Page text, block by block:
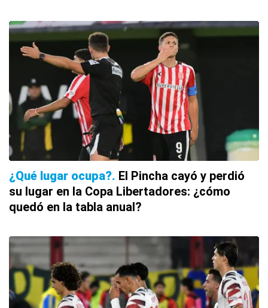
¿Qué lugar ocupa? El Pincha cayó y perdió
su lugar en la Copa Libertadores: ¿cómo
quedó en la tabla anual?